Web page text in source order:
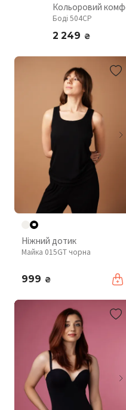
Кольоровий
Боді 504CP
2 249 ₴
Ніжний дотик
Майка 015GT чорна
999 ₴